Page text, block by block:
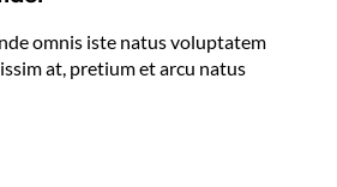
omnis iste natus voluptatem
at, pretium et arcu natus